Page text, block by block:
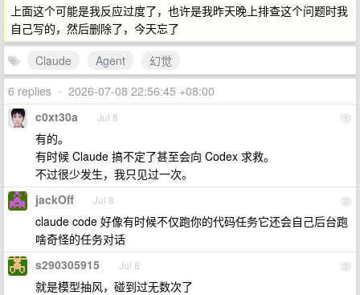
上面这个可能是我反应过度了，也许是我昨天晚上排查这个问题时我
自己写的，然后删除了，今天忘了
Claude
Agent
幻觉
6 replies • 2026-07-08 22:56:45 +08:00
1
c0xt30a Jul 8
有的。
有时候 Claude 搞不定了甚至会向 Codex 求救。
不过很少发生，我只见过一次。
2
jackOff Jul 8
claude code 好像有时候不仅跑你的代码任务它还会自己后台跑
啥奇怪的任务对话
3
s290305915 Jul 8
就是模型抽风，碰到过无数次了